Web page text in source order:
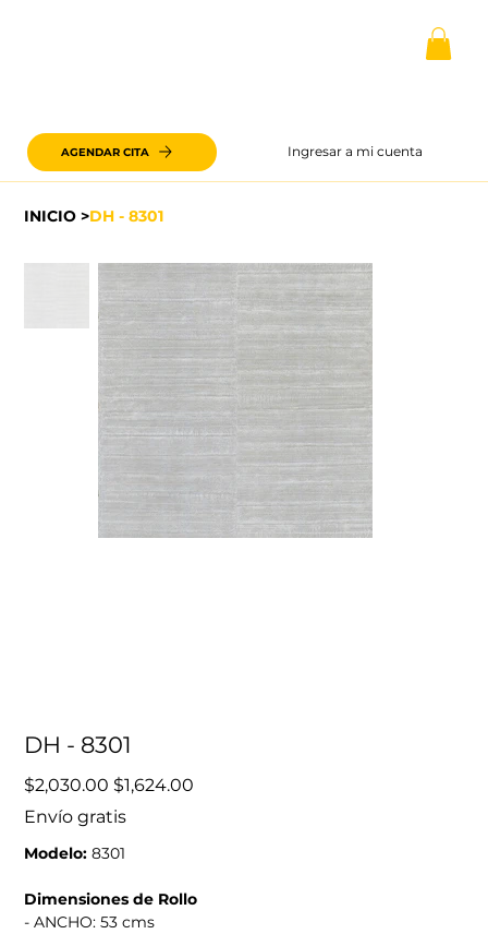
Ingresar a mi cuenta
AGENDAR CITA
INICIO >DH - 8301
DH - 8301
Precio
original
$2,030.00 Precio
de
$1,624.00
Envío gratis
Modelo: 8301
Dimensiones de Rollo
- ANCHO: 53 cms